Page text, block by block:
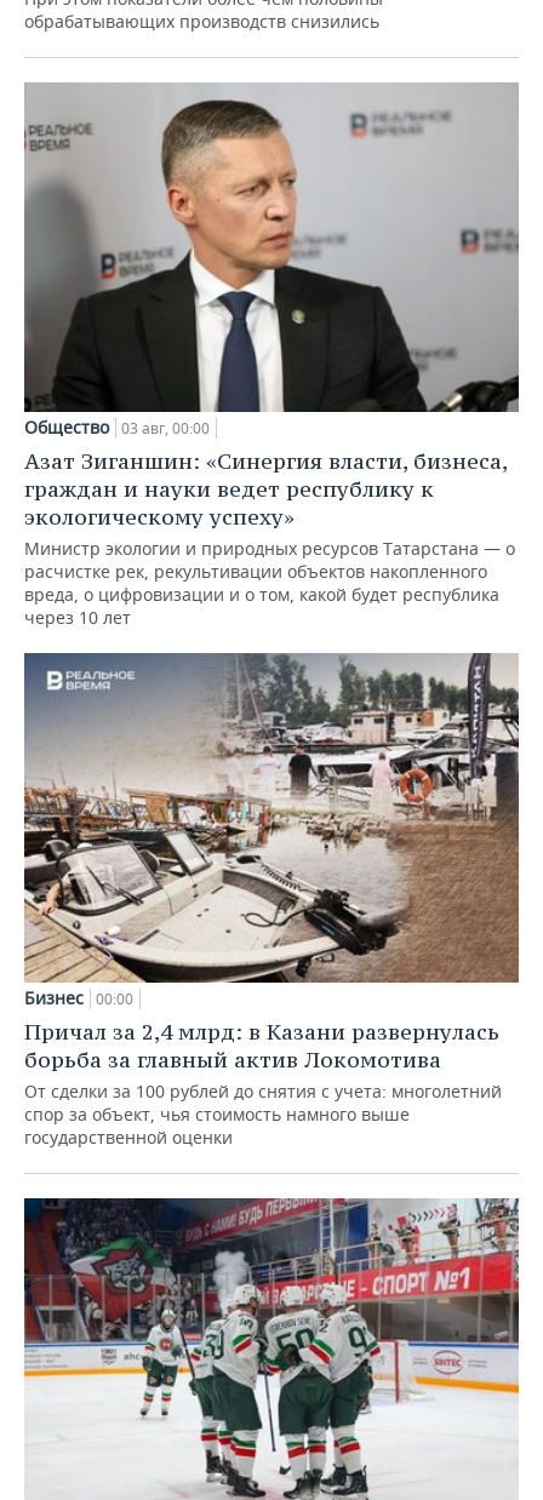
обрабатывающих производств снизились
Общество 03 авг, 00:00
Азат Зиганшин: «Синергия власти, бизнеса,
граждан и науки ведет республику к
экологическому успеху»
Министр экологии и природных ресурсов Татарстана — о
расчистке рек, рекультивации объектов накопленного
вреда, о цифровизации и о том, какой будет республика
через 10 лет
Бизнес 00:00
Причал за 2,4 млрд: в Казани развернулась
борьба за главный актив Локомотива
От сделки за 100 рублей до снятия с учета: многолетний
спор за объект, чья стоимость намного выше
государственной оценки